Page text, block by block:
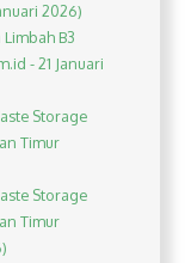
2026)
B3
- 21 Januari
Storage
Timur
Storage
Timur